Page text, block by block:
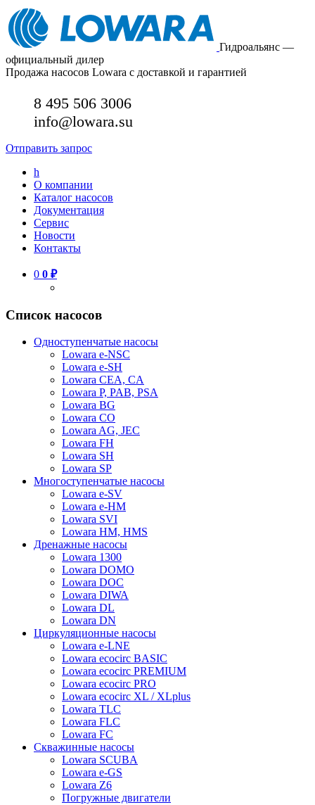
Гидроальянс —
официальный дилер
Продажа насосов Lowara с доставкой и гарантией
8 495 506 3006
info@lowara.su
Отправить запрос
h
О компании
Каталог насосов
Документация
Сервис
Новости
Контакты
0 0 ₽
Список насосов
Одноступенчатые насосы
Lowara e-NSC
Lowara e-SH
Lowara CEA, CA
Lowara P, PAB, PSA
Lowara BG
Lowara CO
Lowara AG, JEC
Lowara FH
Lowara SH
Lowara SP
Многоступенчатые насосы
Lowara e-SV
Lowara e-HM
Lowara SVI
Lowara HM, HMS
Дренажные насосы
Lowara 1300
Lowara DOMO
Lowara DOC
Lowara DIWA
Lowara DL
Lowara DN
Циркуляционные насосы
Lowara e-LNE
Lowara ecocirc BASIC
Lowara ecocirc PREMIUM
Lowara ecocirc PRO
Lowara ecocirc XL / XLplus
Lowara TLC
Lowara FLC
Lowara FC
Скважинные насосы
Lowara SCUBA
Lowara e-GS
Lowara Z6
Погружные двигатели